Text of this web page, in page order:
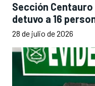
Sección
detuvo a 16
28 de julio de 2026